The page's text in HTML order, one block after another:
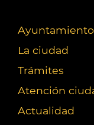
Ayuntamiento
La ciudad
Trámites
Atención
Actualidad